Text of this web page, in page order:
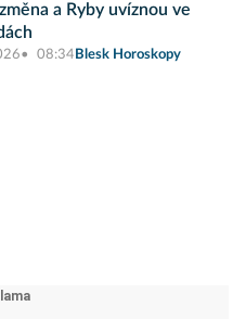
a Ryby uvíznou ve
08:34 Blesk Horoskopy